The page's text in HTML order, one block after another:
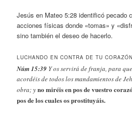
Jesús en Mateo 5:28 identificó pecado
acciones físicas donde «tomas» y
sino también el deseo de hacerlo.
LUCHANDO EN CONTRA DE TU CORAZÓN
Núm 15:39 Y os servirá de franja, para
acordéis de todos los mandamientos de
obra; yno miréis en pos de vuestro
pos de los cuales os prostituyáis.